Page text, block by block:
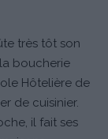
très tôt son
boucherie
Hôtelière de
de cuisinier.
il fait ses